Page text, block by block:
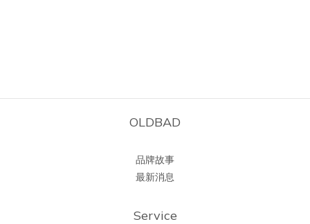
OLDBAD
品牌故事
最新消息
Service